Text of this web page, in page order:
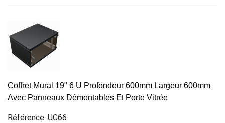
Coffret Mural 19" 6 U Profondeur 600mm Largeur 600mm
Avec Panneaux Démontables Et Porte Vitrée
Référence: UC66